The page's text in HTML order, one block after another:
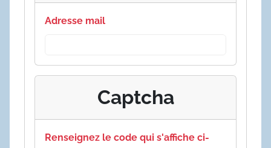
Adresse mail
Captcha
Renseignez le code qui s'affiche ci-